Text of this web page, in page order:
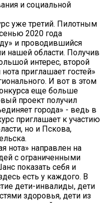
и социальной
уже третий. Пилотным
2020 года
и проводившийся
нашей области. Получив
интерес, второй
приглашает гостей»
И вот в этом
еще больше
проект получил
города» - ведь в
приглашает к участию
но и Пскова,
нота» направлен на
с ограниченными
показать себя и
есть у каждого. В
дети-инвалиды, дети
здоровья, дети из